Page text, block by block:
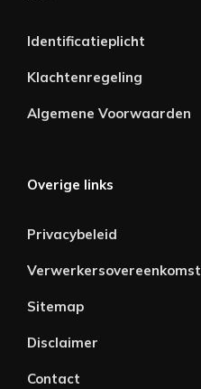
Identificatieplicht
Klachtenregeling
Algemene Voorwaarden
Overige links
Privacybeleid
Verwerkersovereenkomst
Sitemap
Disclaimer
Contact